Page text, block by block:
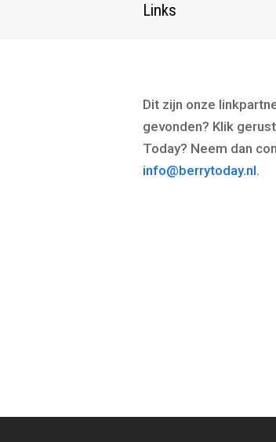
Links
Dit zijn onze
gevonden? Klik
Today? Neem dan
info@berrytoday.nl.